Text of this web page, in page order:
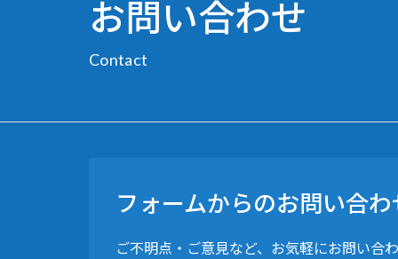
お問い合わせ
Contact
フォームからのお問い合
ご不明点・ご意見など、お気軽にお問い合